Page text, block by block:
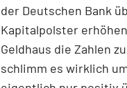
der Deutschen Bank
Kapitalpolster
Geldhaus die Zahlen
schlimm es wirklich